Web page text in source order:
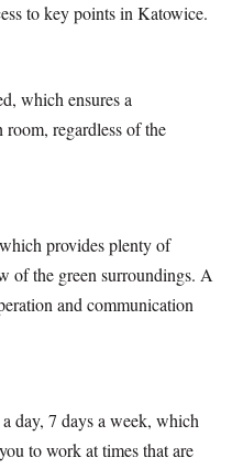
to key points in Katowice.
which ensures a
room, regardless of the
provides plenty of
of the green surroundings. A
and communication
day, 7 days a week, which
to work at times that are